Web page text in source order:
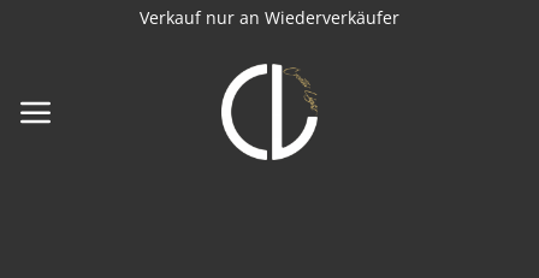
Verkauf nur an Wiederverkäufer